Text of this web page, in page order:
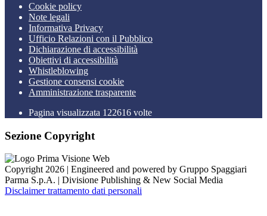
Cookie policy
Note legali
Informativa Privacy
Ufficio Relazioni con il Pubblico
Dichiarazione di accessibilità
Obiettivi di accessibilità
Whistleblowing
Gestione consensi cookie
Amministrazione trasparente
Pagina visualizzata 122616 volte
Sezione Copyright
Copyright 2026 | Engineered and powered by Gruppo Spaggiari
Parma S.p.A. | Divisione Publishing & New Social Media
Disclaimer trattamento dati personali